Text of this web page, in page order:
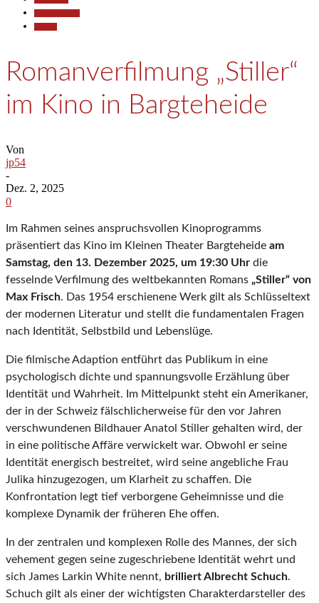
Romanverfilmung „Stiller“
im Kino in Bargteheide
Von
jp54
-
Dez. 2, 2025
0
Im Rahmen seines anspruchsvollen Kinoprogramms
präsentiert das Kino im Kleinen Theater Bargteheide am
Samstag, den 13. Dezember 2025, um 19:30 Uhr die
fesselnde Verfilmung des weltbekannten Romans „Stiller“ von
Max Frisch. Das 1954 erschienene Werk gilt als Schlüsseltext
der modernen Literatur und stellt die fundamentalen Fragen
nach Identität, Selbstbild und Lebenslüge.
Die filmische Adaption entführt das Publikum in eine
psychologisch dichte und spannungsvolle Erzählung über
Identität und Wahrheit. Im Mittelpunkt steht ein Amerikaner,
der in der Schweiz fälschlicherweise für den vor Jahren
verschwundenen Bildhauer Anatol Stiller gehalten wird, der
in eine politische Affäre verwickelt war. Obwohl er seine
Identität energisch bestreitet, wird seine angebliche Frau
Julika hinzugezogen, um Klarheit zu schaffen. Die
Konfrontation legt tief verborgene Geheimnisse und die
komplexe Dynamik der früheren Ehe offen.
In der zentralen und komplexen Rolle des Mannes, der sich
vehement gegen seine zugeschriebene Identität wehrt und
sich James Larkin White nennt, brilliert Albrecht Schuch.
Schuch gilt als einer der wichtigsten Charakterdarsteller des